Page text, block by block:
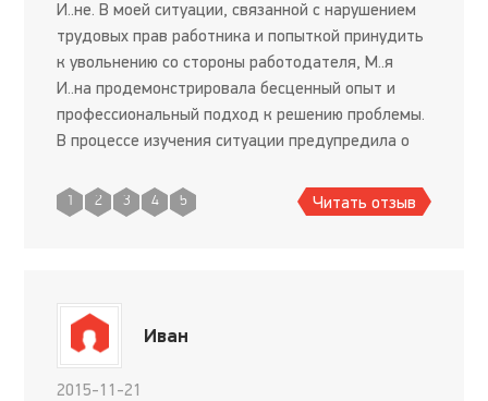
И..не. В моей ситуации, связанной с нарушением
трудовых прав работника и попыткой принудить
к увольнению со стороны работодателя, М..я
И..на продемонстрировала бесценный опыт и
профессиональный подход к решению проблемы.
В процессе изучения ситуации предупредила о
оценку. Результат р
1 2 3 4 5 Читать отзыв
Иван
2015-11-21